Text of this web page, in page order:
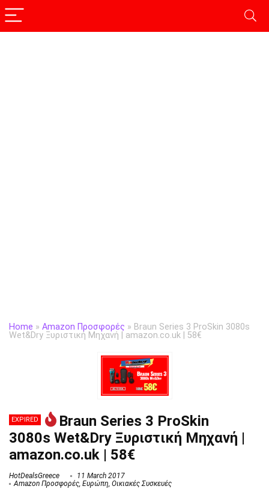
Home » Amazon Προσφορές » Braun Series 3 ProSkin 3080s
Wet&Dry Ξυριστική Μηχανή | amazon.co.uk | 58€
EXPIRED
Braun Series 3 ProSkin
3080s Wet&Dry Ξυριστική Μηχανή |
amazon.co.uk | 58€
HotDealsGreece
11 March 2017
Amazon Προσφορές, Ευρώπη, Οικιακές Συσκευές